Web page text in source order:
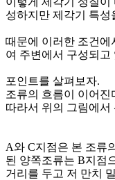
성하지만 제각기 특
때문에 이러한 조건에
여 주변에서 구성되
포인트를 살펴보자.
조류의 흐름이 이어
따라서 위의 그림에
A와 C지점은 본 조류
된 양쪽조류는 B지점
거리를 두고 저 만치